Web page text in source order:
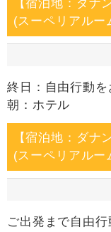
【宿泊地：ダナ
(スーペリアルー
終日：自由行動を
朝：ホテル
【宿泊地：ダナ
(スーペリアルー
ご出発まで自由行